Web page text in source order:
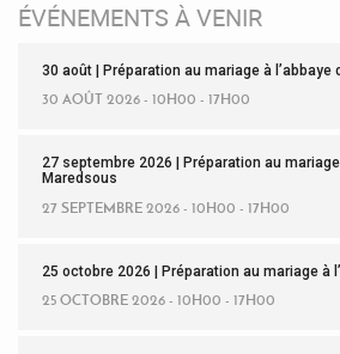
ÉVÉNEMENTS À VENIR
30 août | Préparation au mariage à l’abbaye
30 AOÛT 2026 - 10H00 - 17H00
27 septembre 2026 | Préparation au
Maredsous
27 SEPTEMBRE 2026 - 10H00 - 17H00
25 octobre 2026 | Préparation au mariage à
25 OCTOBRE 2026 - 10H00 - 17H00